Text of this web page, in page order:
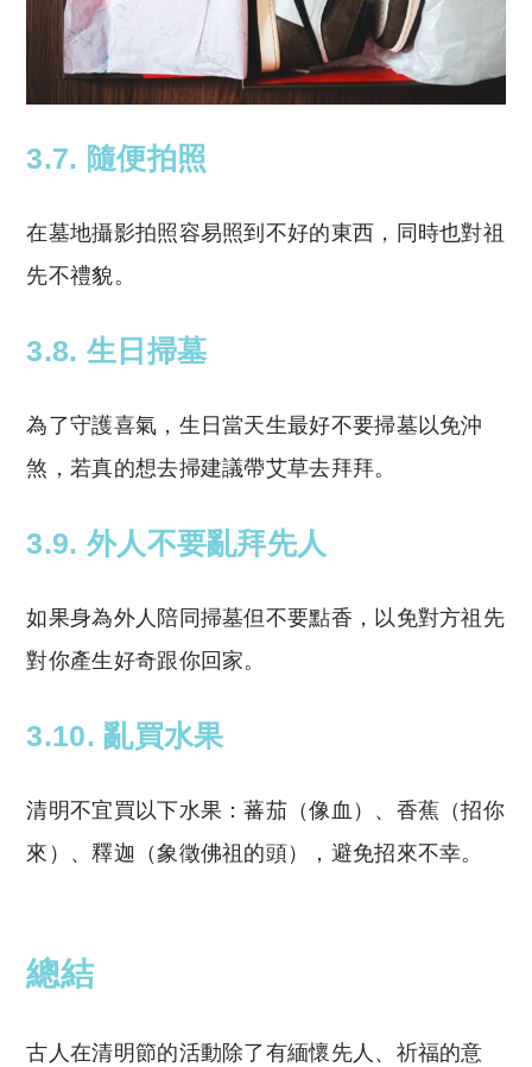
3.7. 隨便拍照
在墓地攝影拍照容易照到不好的東西，同時也對祖
先不禮貌。
3.8. 生日掃墓
為了守護喜氣，生日當天生最好不要掃墓以免沖
煞，若真的想去掃建議帶艾草去拜拜。
3.9. 外人不要亂拜先人
如果身為外人陪同掃墓但不要點香，以免對方祖先
對你產生好奇跟你回家。
3.10. 亂買水果
清明不宜買以下水果：蕃茄（像血）、香蕉（招你
來）、釋迦（象徵佛祖的頭），避免招來不幸。
總結
古人在清明節的活動除了有緬懷先人、祈福的意